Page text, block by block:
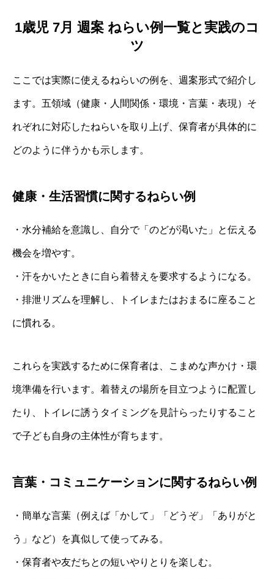
1歳児 7月 週案 ねらい例一覧と実践のコ
ツ
ここでは実際に使えるねらいの例を、週案形式で紹介し
ます。五領域（健康・人間関係・環境・言葉・表現）そ
れぞれに対応したねらいを取り上げ、保育者が具体的に
どのように伴うかも示します。
健康・生活習慣に関するねらい例
・水分補給を意識し、自分で「のどが渇いた」と伝える
機会を増やす。
・汗をかいたときに自ら着替えを要求するようになる。
・排泄リズムを理解し、トイレまたはおまるに座ること
に慣れる。
これらを実践するために保育者は、こまめな声かけ・環
境準備を行います。着替えの場所を目立つように配置し
たり、トイレに誘うタイミングを見計らったりすること
で子ども自身の主体性が育ちます。
言葉・コミュニケーションに関するねらい例
・簡単な言葉（例えば「かして」「どうぞ」「ありがと
う」など）を真似して使ってみる。
・保育者や友だちとの短いやりとりを楽しむ。